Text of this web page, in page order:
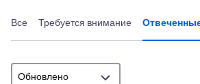
Все Требуется внимание